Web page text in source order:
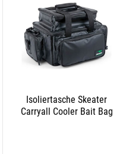
Isoliertasche Skeater
Carryall Cooler Bait Bag